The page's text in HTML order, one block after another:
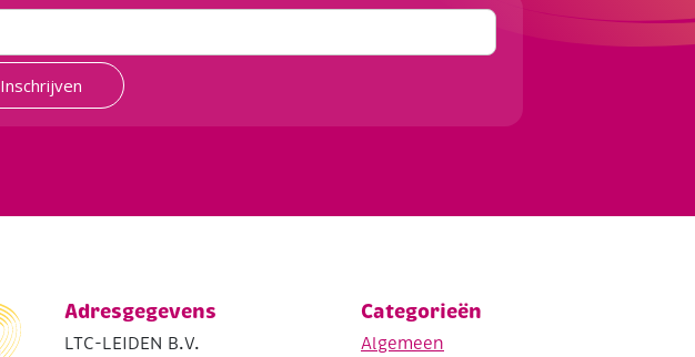
Inschrijven
Adresgegevens
LTC-LEIDEN B.V.
Categorieën
Algemeen